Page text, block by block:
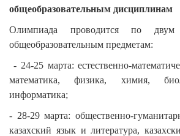
общеобразовательным дисциплинам
Олимпиада проводится по двум
общеобразовательным предметам:
- 24-25 марта: естественно-
математика, физика, химия,
информатика;
- 28-29 марта: общественно-
казахский язык и литература,